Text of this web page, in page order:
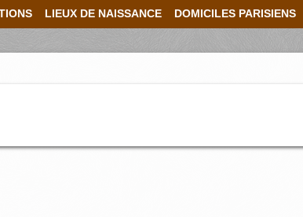
LIEUX DE NAISSANCE DOMICILES PARISIENS